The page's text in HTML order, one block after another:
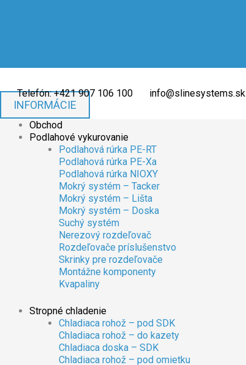
Telefón: +421 907 106 100 info@slinesystems.sk
INFORMÁCIE
Obchod
Podlahové vykurovanie
Podlahová rúrka PE-RT
Podlahová rúrka PE-Xa
Podlahová rúrka NIOXY
Mokrý systém – Tacker
Mokrý systém – Lišta
Mokrý systém – Doska
Suchý systém
Nerezový rozdeľovač
Rozdeľovače príslušenstvo
Skrinky pre rozdeľovače
Montážne komponenty
Kvapaliny
Stropné chladenie
Chladiaca rohož – pod SDK
Chladiaca rohož – do kazety
Chladiaca doska – SDK
Chladiaca rohož – pod omietku
16x20x16
16x20x16